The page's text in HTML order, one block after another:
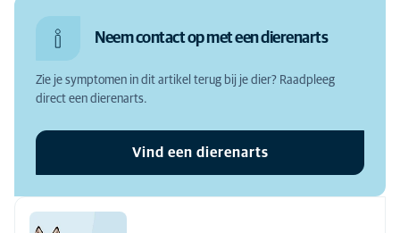
Wat zijn de oorzaken van artrose bij honden?
Waarom laten behandelen?
Artrose: de behandeling
Neem contact op met een dierenarts
Zie je symptomen in dit artikel terug bij je dier? Raadpleeg
direct een dierenarts.
Vind een dierenarts